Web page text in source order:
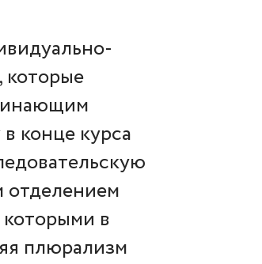
которые
конце курса
отделением
в
плюрализм